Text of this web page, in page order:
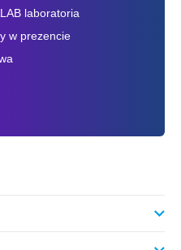
laboratoria
w prezencie